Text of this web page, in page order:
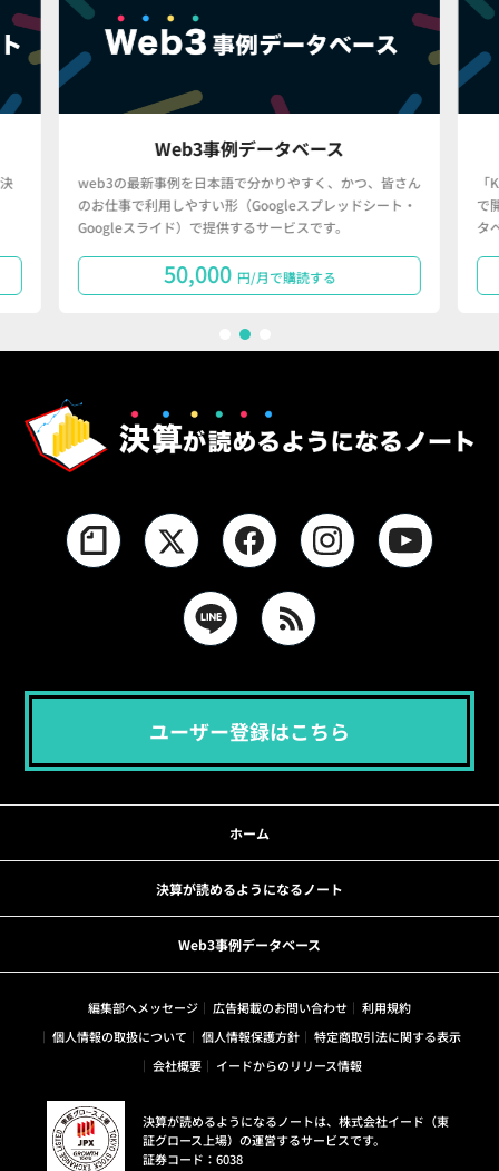
Web3事例データベース
web3の最新事例を日本語で分かりやすく、かつ、皆さん
のお仕事で利用しやすい形（Googleスプレッドシート・
Googleスライド）で提供するサービスです。
50,000 円/月で購読する
で
タ
ユーザー登録はこちら
ホーム
決算が読めるようになるノート
Web3事例データベース
編集部へメッセージ 広告掲載のお問い合わせ
利用規約
個人情報の取扱について
個人情報保護方針
特定商取引法に関する表示
会社概要
イードからのリリース情報
決算が読めるようになるノートは、株式会社イード（東
証グロース上場）の運営するサービスです。
証券コード：6038